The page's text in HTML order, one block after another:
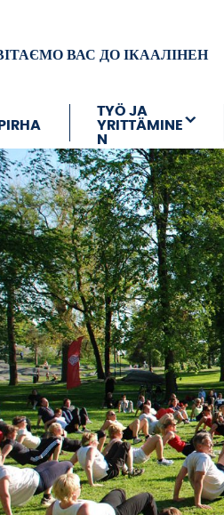
ВАС ДО ІКААЛІНЕН
TYÖ JA
YRITTÄMINE
N